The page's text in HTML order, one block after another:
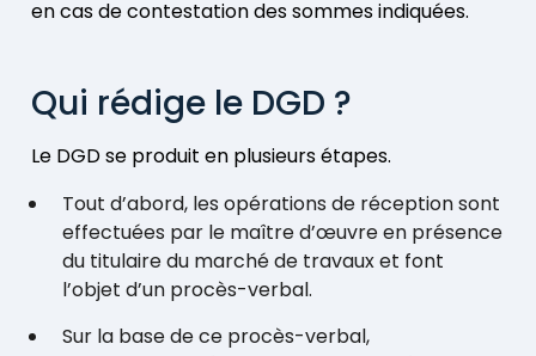
en cas de contestation des sommes indiquées.
Qui rédige le DGD ?
Le DGD se produit en plusieurs étapes.
Tout d’abord, les opérations de réception sont
effectuées par le maître d’œuvre en présence
du titulaire du marché de travaux et font
l’objet d’un procès-verbal.
Sur la base de ce procès-verbal,